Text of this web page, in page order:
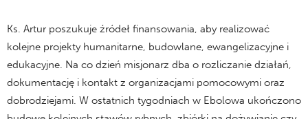
Ks. Artur poszukuje źródeł finansowania, aby realizować
kolejne projekty humanitarne, budowlane, ewangelizacyjne i
edukacyjne. Na co dzień misjonarz dba o rozliczanie działań,
dokumentację i kontakt z organizacjami pomocowymi oraz
dobrodziejami. W ostatnich tygodniach w Ebolowa ukończono